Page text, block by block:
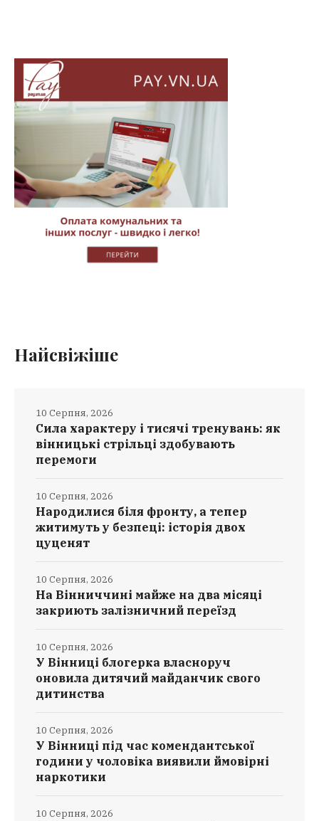
Найсвіжіше
Сила характеру і тисячі тренувань: як
вінницькі стрільці здобувають
перемоги
10 Серпня, 2026
Народилися біля фронту, а тепер
житимуть у безпеці: історія двох
цуценят
10 Серпня, 2026
На Вінниччині майже на два місяці
закриють залізничний переїзд
10 Серпня, 2026
У Вінниці блогерка власноруч
оновила дитячий майданчик свого
дитинства
10 Серпня, 2026
У Вінниці під час комендантської
години у чоловіка виявили ймовірні
наркотики
10 Серпня, 2026
10 Серпня, 2026